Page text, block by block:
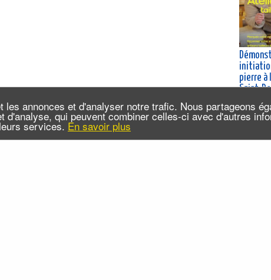
annonces et d'analyser notre trafic. Nous partageons
qui peuvent combiner celles-ci avec d'autres
services. En savoir plus
pierre à
Saint-
2026